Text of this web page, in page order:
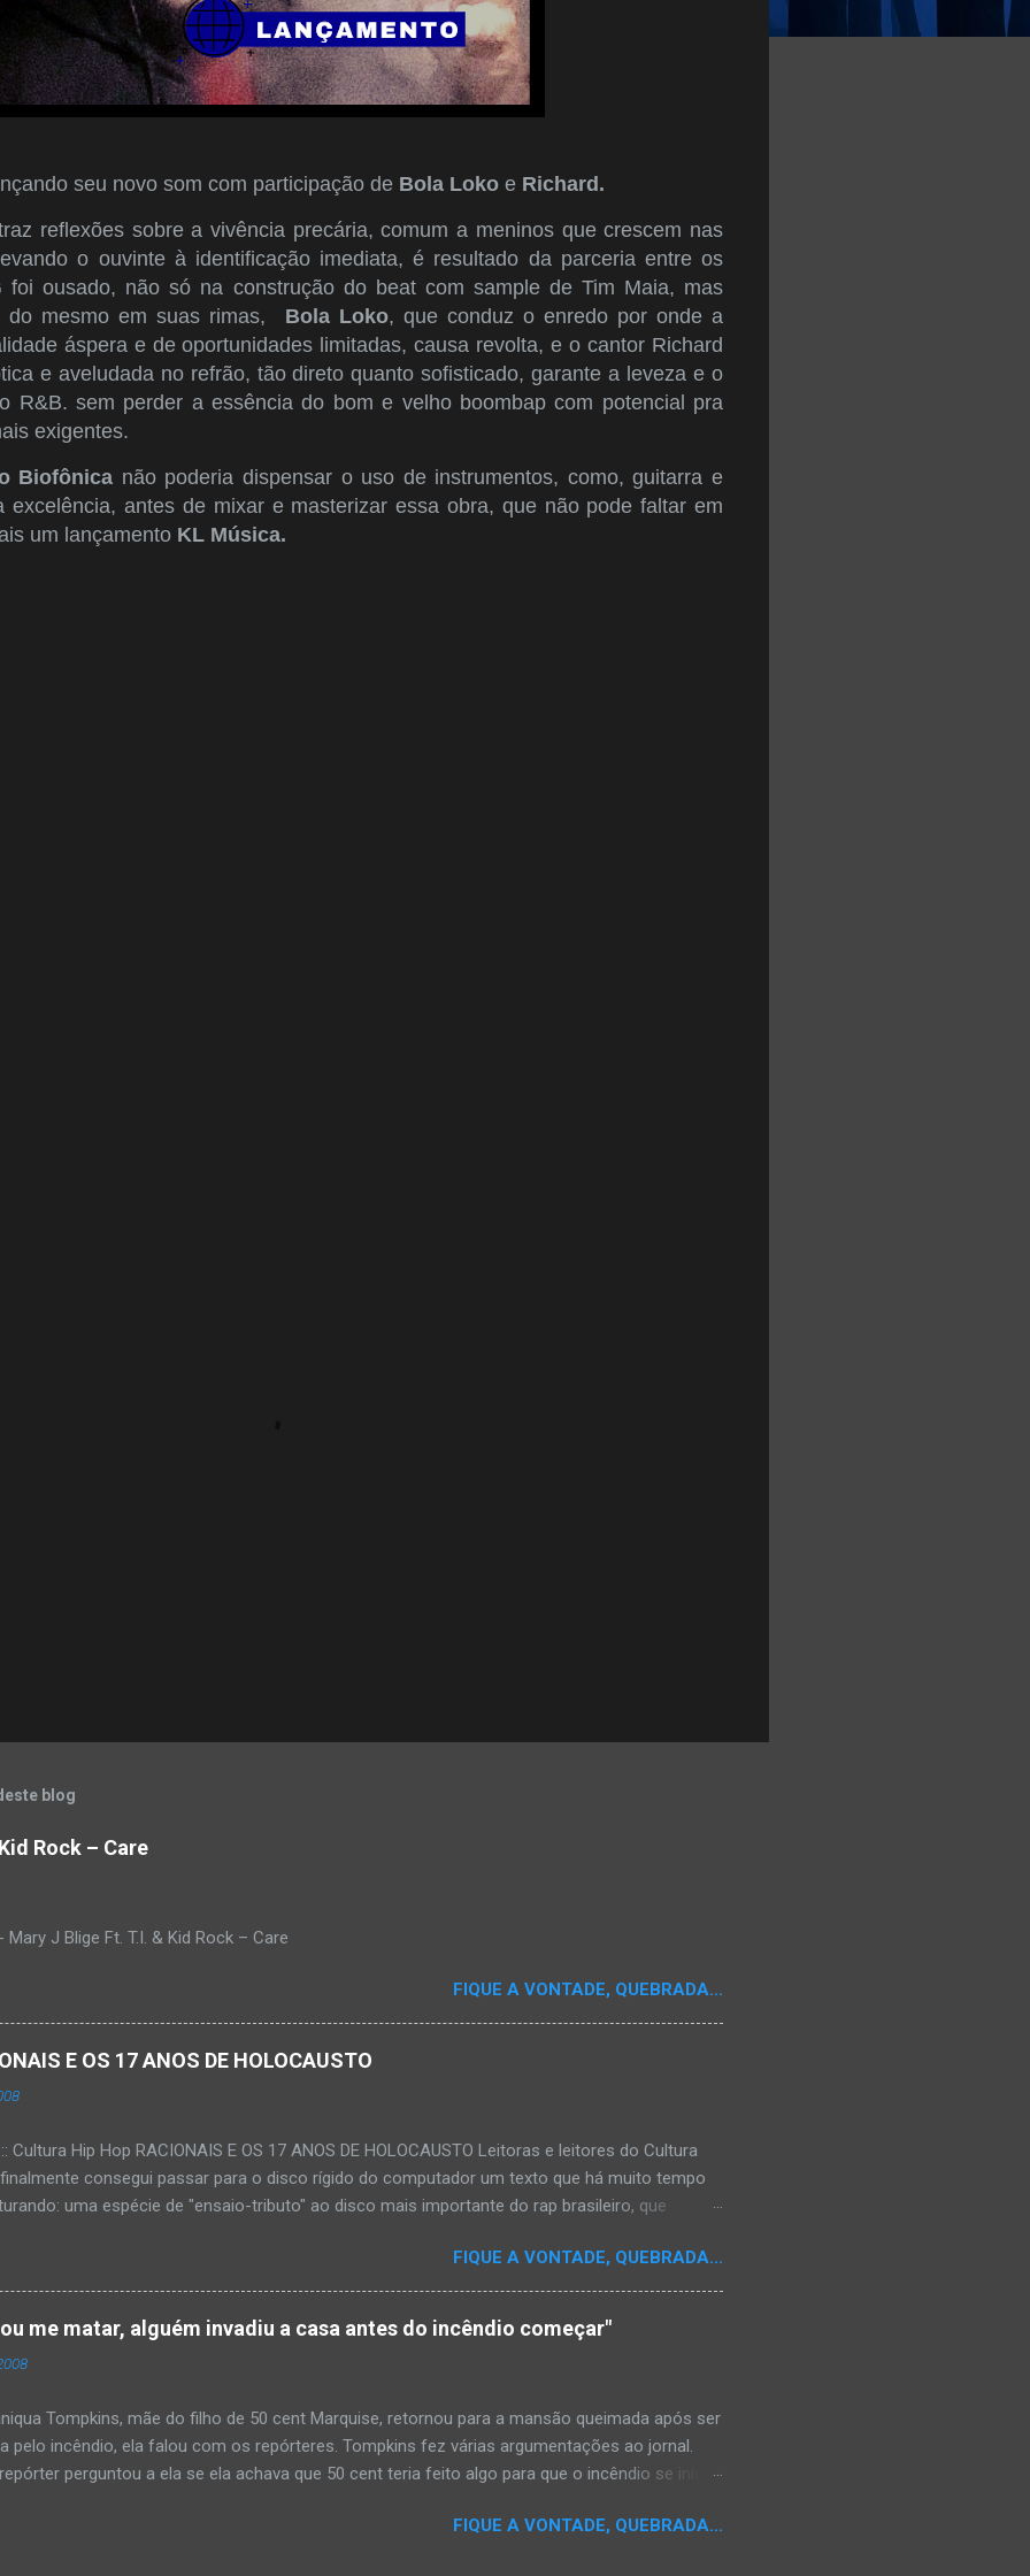
seu novo som com participação de Bola Loko e Richard.
reflexões sobre a vivência precária, comum a meninos que crescem nas
o ouvinte à identificação imediata, é resultado da parceria entre os
foi ousado, não só na construção do beat com sample de Tim Maia, mas
do mesmo em suas rimas, Bola Loko, que conduz o enredo por onde a
áspera e de oportunidades limitadas, causa revolta, e o cantor Richard
e aveludada no refrão, tão direto quanto sofisticado, garante a leveza e o
R&B. sem perder a essência do bom e velho boombap com potencial pra
exigentes.
Biofônica não poderia dispensar o uso de instrumentos, como, guitarra e
excelência, antes de mixar e masterizar essa obra, que não pode faltar em
um lançamento KL Música.
blog
Rock – Care
Mary J Blige Ft. T.I. & Kid Rock – Care
FIQUE A VONTADE, QUEBRADA...
E OS 17 ANOS DE HOLOCAUSTO
Cultura Hip Hop RACIONAIS E OS 17 ANOS DE HOLOCAUSTO Leitoras e leitores do Cultura
consegui passar para o disco rígido do computador um texto que há muito tempo
uma espécie de "ensaio-tributo" ao disco mais importante do rap brasileiro, que
costume, uma pequena digressão. É muito disseminada em nosso país a crença de que o
tem memória. Fala-se muito por aí que não cultuamos nossos antepassados nem nossa
sociocultural. No que diz respeito ao hip-hop, cabe a nós, formadores de opinião
responsáveis, tentar mudar essa trajetória de descaso e esquecimento. Assim, o sítio
Hop tornou-se mais um dos espaços de preservação e disseminação da rica história do
FIQUE A VONTADE, QUEBRADA...
me matar, alguém invadiu a casa antes do incêndio começar"
Tompkins, mãe do filho de 50 cent Marquise, retornou para a mansão queimada após ser
pelo incêndio, ela falou com os repórteres. Tompkins fez várias argumentações ao jornal.
perguntou a ela se ela achava que 50 cent teria feito algo para que o incêndio se inicia-
mandando alguém para mata-lá e para asistir o que ele faz'. Tompkins disse que alguém
FIQUE A VONTADE, QUEBRADA...